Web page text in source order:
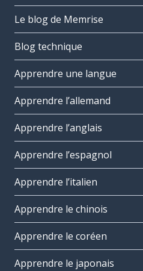
Le blog de Memrise
Blog technique
Apprendre une langue
Apprendre l’allemand
Apprendre l’anglais
Apprendre l’espagnol
Apprendre l’italien
Apprendre le chinois
Apprendre le coréen
Apprendre le japonais